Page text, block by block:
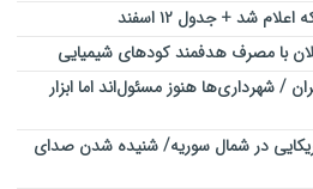
شد + جدول ۱۲ اسفند
با مصرف هدفمند کودهای شیمیایی
/ شهرداری‌ها هنوز مسئول‌اند اما ابزار
در شمال سوریه/ شنیده شدن صدای